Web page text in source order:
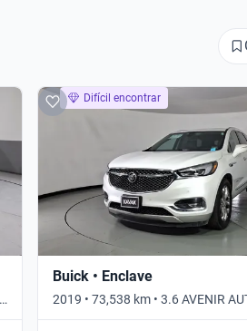
Difícil encontrar
Buick • Enclave
2019 • 73,538 km • 3.6 AVENIR
Automático